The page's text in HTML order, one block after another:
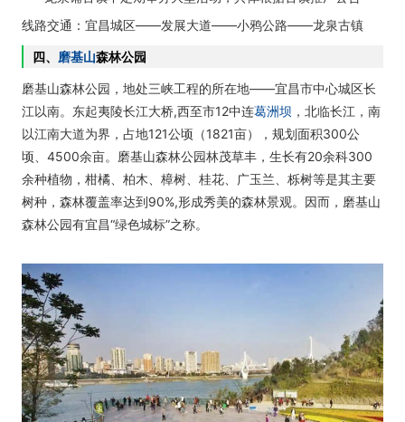
线路交通：宜昌城区——发展大道——小鸦公路——龙泉古镇
四、 磨基山森林公园
磨基山森林公园，地处三峡工程的所在地——宜昌市中心城区长
江以南。东起夷陵长江大桥,西至市12中连葛洲坝 ，北临长江，南
以江南大道为界，占地121公顷（1821亩），规划面积300公
顷、4500余亩。磨基山森林公园林茂草丰，生长有20余科300
余种植物，柑橘、柏木、樟树、桂花、广玉兰、栎树等是其主要
树种，森林覆盖率达到90%,形成秀美的森林景观。因而，磨基山
森林公园有宜昌“绿色城标”之称。